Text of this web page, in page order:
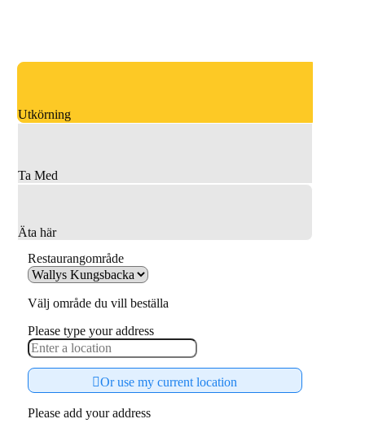
Utkörning
Ta Med
Äta här
Restaurangområde
Välj område du vill beställa
Please type your address
Or use my current location
Please add your address